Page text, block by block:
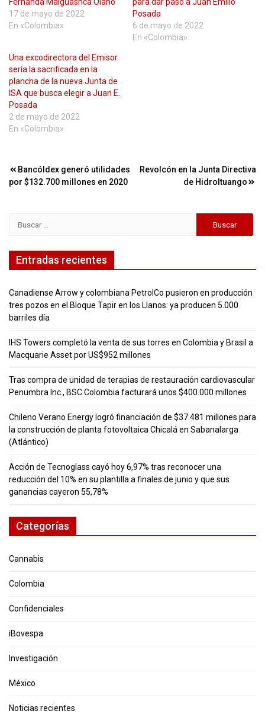
17 de mayo de 2022
En «Colombia»
Posada
6 de mayo de 2022
En «Colombia»
Una excodirectora del Emisor
sería la sacrificada en la
plancha de la nueva Junta de
ISA que busca elegir a Juan E.
Posada
2 de mayo de 2022
En «Colombia»
Navegación
de
Bancóldex generó utilidades
por $132.700 millones en 2020
Revolcón en la Junta Directiva
de HidroItuango
Entradas recientes
Canadiense Arrow y colombiana PetrolCo pusieron en producción
tres pozos en el Bloque Tapir en los Llanos: ya producen 5.000
barriles día
IHS Towers completó la venta de sus torres en Colombia y Brasil a
Macquarie Asset por US$952 millones
Tras compra de unidad de terapias de restauración cardiovascular
Penumbra Inc., BSC Colombia facturará unos $400.000 millones
Chileno Verano Energy logró financiación de $37.481 millones para
la construcción de planta fotovoltaica Chicalá en Sabanalarga
(Atlántico)
Acción de Tecnoglass cayó hoy 6,97% tras reconocer una
reducción del 10% en su plantilla a finales de junio y que sus
ganancias cayeron 55,78%
Categorías
Cannabis
Colombia
Confidenciales
iBovespa
Investigación
México
Noticias recientes